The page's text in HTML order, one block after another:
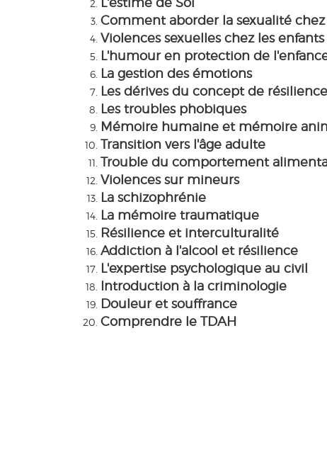
Comment aborder la sexualité
Violences sexuelles chez les
L'humour en protection de
La gestion des émotions
Les dérives du concept de résilience
Les troubles phobiques
Mémoire humaine et mémoire
Transition vers l'âge adulte
Trouble du comportement
Violences sur mineurs
La schizophrénie
La mémoire traumatique
Résilience et interculturalité
Addiction à l'alcool et résilience
L'expertise psychologique au civil
Introduction à la criminologie
Douleur et souffrance
Comprendre le TDAH